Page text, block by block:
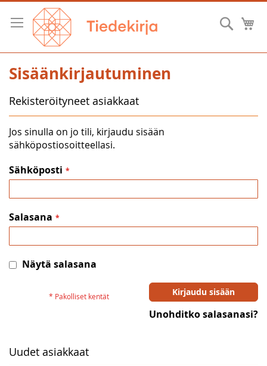
Skip
Content
Hae
Sisäänkirjautuminen
Rekisteröityneet asiakkaat
Jos sinulla on jo tili, kirjaudu sisään
sähköpostiosoitteellasi.
Sähköposti
Salasana
Näytä salasana
Kirjaudu sisään
Unohditko salasanasi?
Uudet asiakkaat